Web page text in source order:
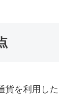
貨を利用した